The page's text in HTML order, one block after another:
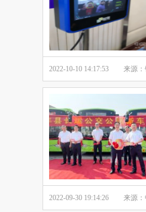
2022-10-10 14:17:53 来源
2022-09-30 19:14:26 来源